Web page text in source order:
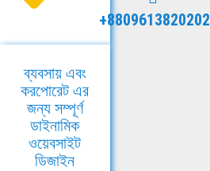
+8809613820202
ব্যবসায় এবং
করপোরেট এর
জন্য সম্পূর্ণ
ডাইনামিক
ওয়েবসাইট
ডিজাইন